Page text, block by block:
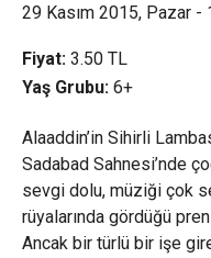
29 Kasım 2015, Pazar -
Fiyat: 3.50TL
Yaş Grubu:6+
Alaaddin’in Sihirli
Sadabad Sahnesi’nde
sevgi dolu, müziği çok
rüyalarında gördüğü
Ancak bir türlü bir işe